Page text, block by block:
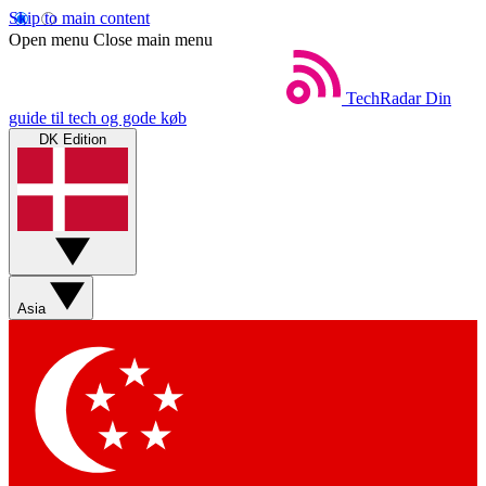
Skip to main content
Open menu Close main menu
TechRadar Din
guide til tech og gode køb
DK Edition
Asia